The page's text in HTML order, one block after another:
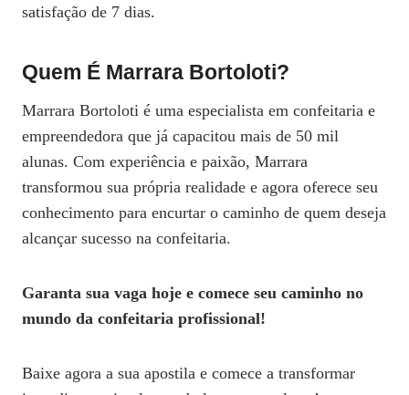
satisfação de 7 dias.
Quem É Marrara Bortoloti?
Marrara Bortoloti é uma especialista em confeitaria e
empreendedora que já capacitou mais de 50 mil
alunas. Com experiência e paixão, Marrara
transformou sua própria realidade e agora oferece seu
conhecimento para encurtar o caminho de quem deseja
alcançar sucesso na confeitaria.
Garanta sua vaga hoje e comece seu caminho no
mundo da confeitaria profissional!
Baixe agora a sua apostila e comece a transformar